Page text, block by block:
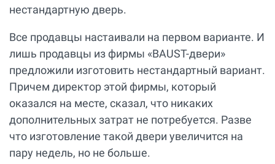
нестандартную дверь.
Все продавцы настаивали на первом варианте. И
лишь продавцы из фирмы «BAUST-двери»
предложили изготовить нестандартный вариант.
Причем директор этой фирмы, который
оказался на месте, сказал, что никаких
дополнительных затрат не потребуется. Разве
что изготовление такой двери увеличится на
пару недель, но не больше.